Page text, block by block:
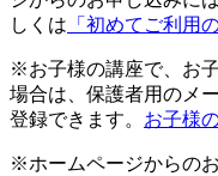
しくは 「初めてご利用
※お子様の講座で、お
場合は、保護者用のメ
登録できます。 お子様
※ホームページからの